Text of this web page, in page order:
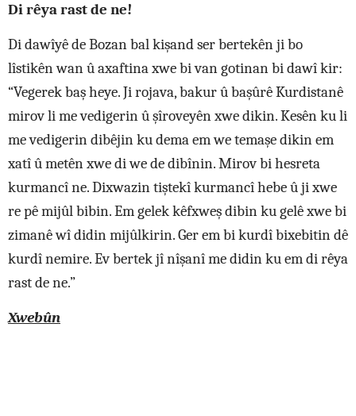
Di rêya rast de ne!
Di dawîyê de Bozan bal kişand ser bertekên ji bo
lîstikên wan û axaftina xwe bi van gotinan bi dawî kir:
“Vegerek baş heye. Ji rojava, bakur û başûrê Kurdistanê
mirov li me vedigerin û şîroveyên xwe dikin. Kesên ku li
me vedigerin dibêjin ku dema em we temaşe dikin em
xatî û metên xwe di we de dibînin. Mirov bi hesreta
kurmancî ne. Dixwazin tiştekî kurmancî hebe û ji xwe
re pê mijûl bibin. Em gelek kêfxweş dibin ku gelê xwe bi
zimanê wî didin mijûlkirin. Ger em bi kurdî bixebitin dê
kurdî nemire. Ev bertek jî nîşanî me didin ku em di rêya
rast de ne.”
Xwebûn